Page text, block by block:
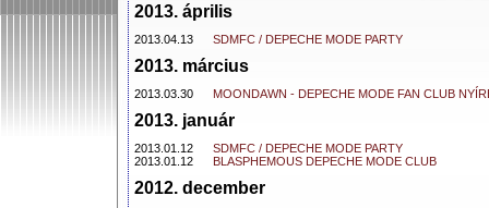
2013. április
2013.04.13 SDMFC / DEPECHE MODE PARTY
2013. március
2013.03.30 MOONDAWN - DEPECHE MODE FAN CLUB
2013. január
2013.01.12
SDMFC / DEPECHE MODE PARTY
2013.01.12
BLASPHEMOUS DEPECHE MODE CLUB
2012. december